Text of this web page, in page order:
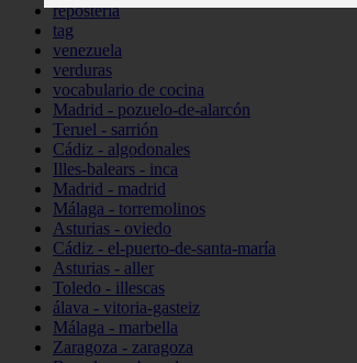
reposteria
tag
venezuela
verduras
vocabulario de cocina
Madrid - pozuelo-de-alarcón
Teruel - sarrión
Cádiz - algodonales
Illes-balears - inca
Madrid - madrid
Málaga - torremolinos
Asturias - oviedo
Cádiz - el-puerto-de-santa-maría
Asturias - aller
Toledo - illescas
álava - vitoria-gasteiz
Málaga - marbella
Zaragoza - zaragoza